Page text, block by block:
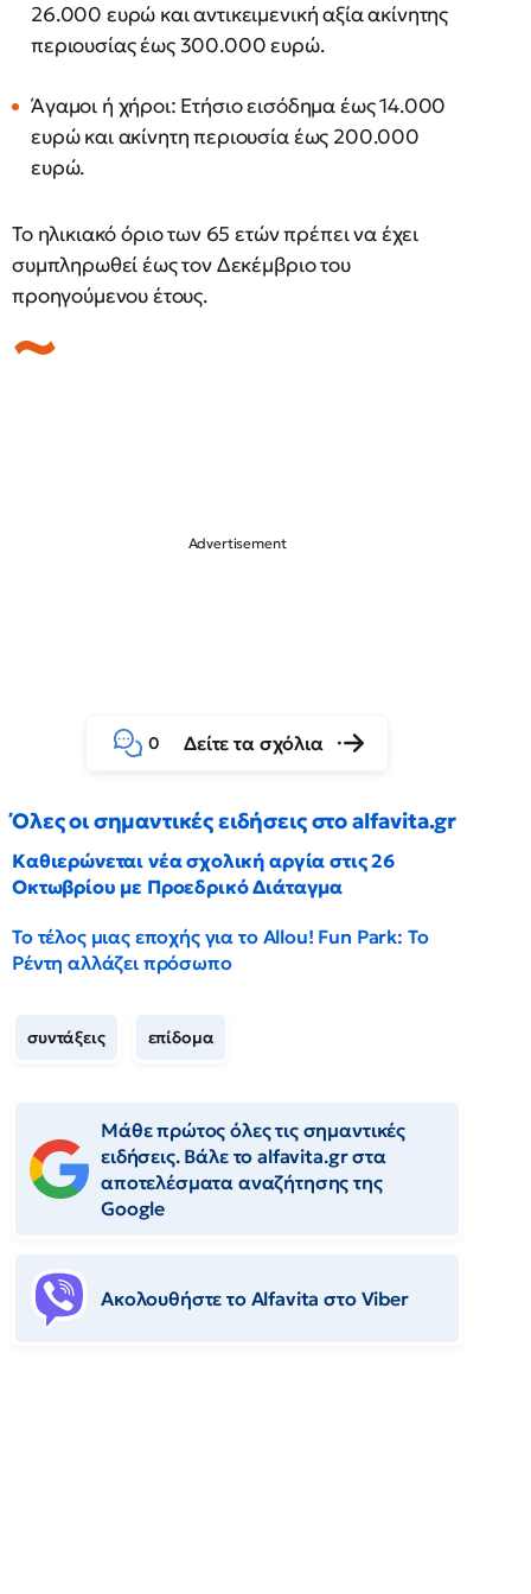
26.000 ευρώ και αντικειμενική αξία ακίνητης
περιουσίας έως 300.000 ευρώ.
Άγαμοι ή χήροι: Ετήσιο εισόδημα έως 14.000
ευρώ και ακίνητη περιουσία έως 200.000
ευρώ.
Το ηλικιακό όριο των 65 ετών πρέπει να έχει
συμπληρωθεί έως τον Δεκέμβριο του
προηγούμενου έτους.
0 Δείτε τα σχόλια
Όλες οι σημαντικές ειδήσεις στο alfavita.gr
Καθιερώνεται νέα σχολική αργία στις 26
Οκτωβρίου με Προεδρικό Διάταγμα
Το τέλος μιας εποχής για το Allou! Fun Park: Το
Ρέντη αλλάζει πρόσωπο
συντάξεις επίδομα
Μάθε πρώτος όλες τις σημαντικές
ειδήσεις. Βάλε το alfavita.gr στα
αποτελέσματα αναζήτησης της
Google
Ακολουθήστε το Αlfavita στο Viber